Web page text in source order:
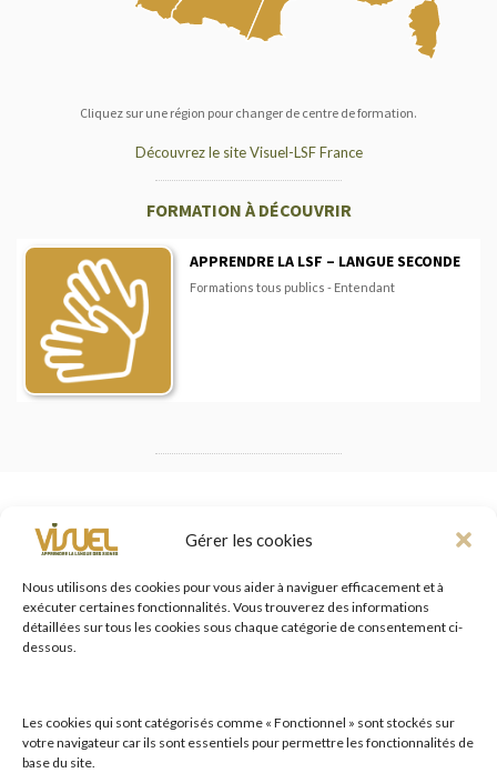
Gérer les cookies
Nous utilisons des cookies pour vous aider à naviguer efficacement et à
exécuter certaines fonctionnalités. Vous trouverez des informations
détaillées sur tous les cookies sous chaque catégorie de consentement ci-
dessous.
Les cookies qui sont catégorisés comme « Fonctionnel » sont stockés sur
votre navigateur car ils sont essentiels pour permettre les fonctionnalités de
base du site.
Cliquez sur une région pour changer de centre de formation.
Découvrez le site Visuel-LSF France
FORMATION À DÉCOUVRIR
APPRENDRE LA LSF – LANGUE SECONDE
Formations tous publics - Entendant
TROUVER VOTRE FORMATION
en quelques clics !